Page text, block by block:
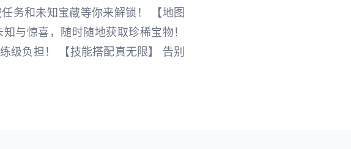
务和未知宝藏等你来解锁！ 【地图
与惊喜，随时随地获取珍稀宝物！
级负担！ 【技能搭配真无限】 告别